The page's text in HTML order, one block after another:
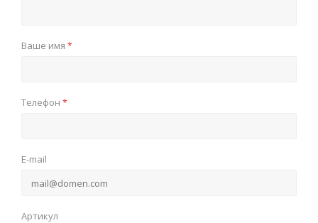
Ваше имя *
Телефон *
E-mail
Артикул